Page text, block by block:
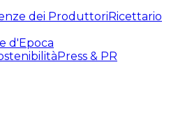
dei ProduttoriRicettario
d'Epoca
Press & PR